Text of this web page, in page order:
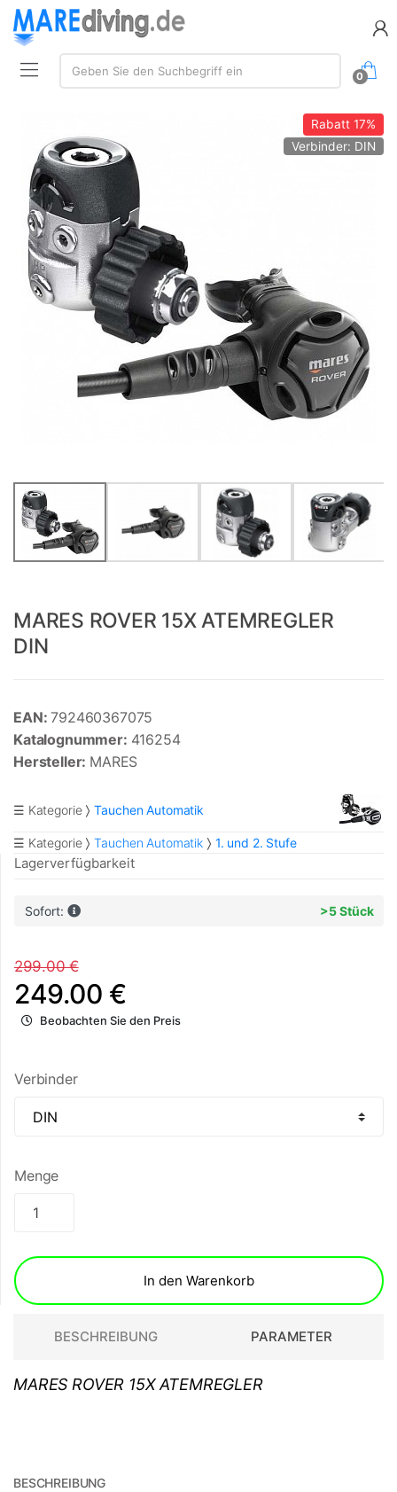
Suche:
Geben Sie den Suchbegriff ein
0
Rabatt17%
Verbinder: DIN
MARES ROVER 15X ATEMREGLER
DIN
EAN: 792460367075
Katalognummer: 416254
Hersteller: MARES
☰ Kategorie Tauchen Automatik
☰ Kategorie Tauchen Automatik 1. und 2. Stufe
Lagerverfügbarkeit
Sofort: >5 Stück
299.00 €
249.00 €
Beobachten Sie den Preis
Verbinder
Menge
In den Warenkorb
BESCHREIBUNG PARAMETER
MARES ROVER 15X ATEMREGLER
BESCHREIBUNG